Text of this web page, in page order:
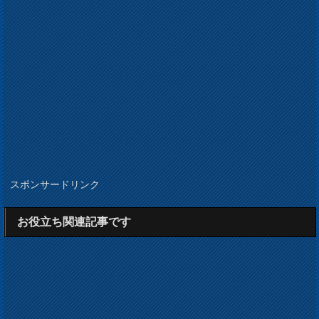
スポンサードリンク
お役立ち関連記事です